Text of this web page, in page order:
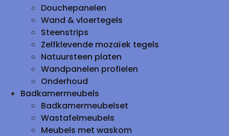
Douchepanelen
Wand & vloertegels
Steenstrips
Zelfklevende mozaïek tegels
Natuursteen platen
Wandpanelen profielen
Onderhoud
Badkamermeubels
Badkamermeubelset
Wastafelmeubels
Meubels met waskom